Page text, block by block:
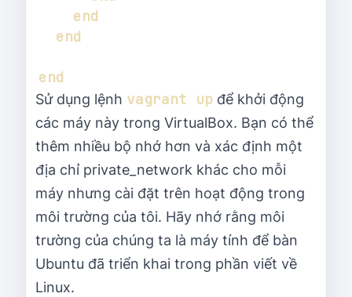
Sử dụng lệnh vagrant up để khởi động
các máy này trong VirtualBox. Bạn có thể
thêm nhiều bộ nhớ hơn và xác định một
địa chỉ private_network khác cho mỗi
máy nhưng cài đặt trên hoạt động trong
môi trường của tôi. Hãy nhớ rằng môi
trường của chúng ta là máy tính để bàn
Ubuntu đã triển khai trong phần viết về
Linux.